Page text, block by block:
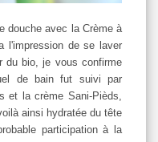
douche avec la Crème à
l'impression de se laver
du bio, je vous confirme
de bain fut suivi par
et la crème Sani-Pièds,
ainsi hydratée du tête
participation à la